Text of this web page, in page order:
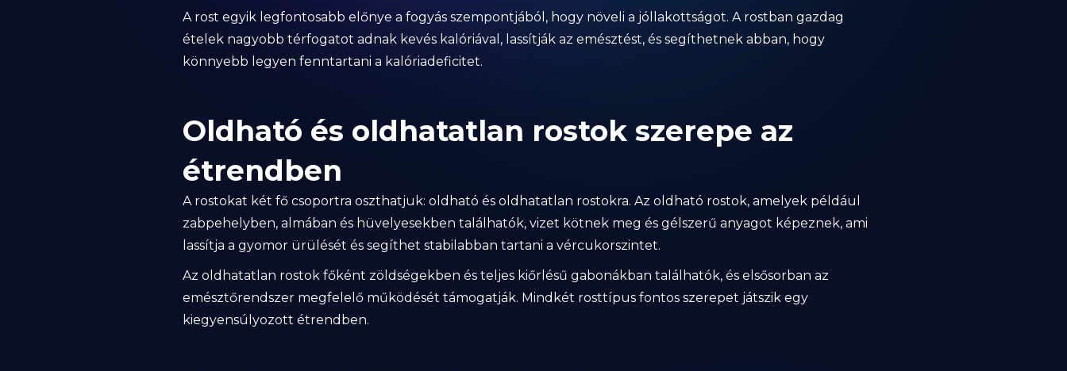
A rost egyik legfontosabb előnye a fogyás szempontjából, hogy növeli a jóllakottságot. A rostban gazdag
ételek nagyobb térfogatot adnak kevés kalóriával, lassítják az emésztést, és segíthetnek abban, hogy
könnyebb legyen fenntartani a kalóriadeficitet.
Oldható és oldhatatlan rostok szerepe az
étrendben
A rostokat két fő csoportra oszthatjuk: oldható és oldhatatlan rostokra. Az oldható rostok, amelyek például
zabpehelyben, almában és hüvelyesekben találhatók, vizet kötnek meg és gélszerű anyagot képeznek, ami
lassítja a gyomor ürülését és segíthet stabilabban tartani a vércukorszintet.
Az oldhatatlan rostok főként zöldségekben és teljes kiőrlésű gabonákban találhatók, és elsősorban az
emésztőrendszer megfelelő működését támogatják. Mindkét rosttípus fontos szerepet játszik egy
kiegyensúlyozott étrendben.